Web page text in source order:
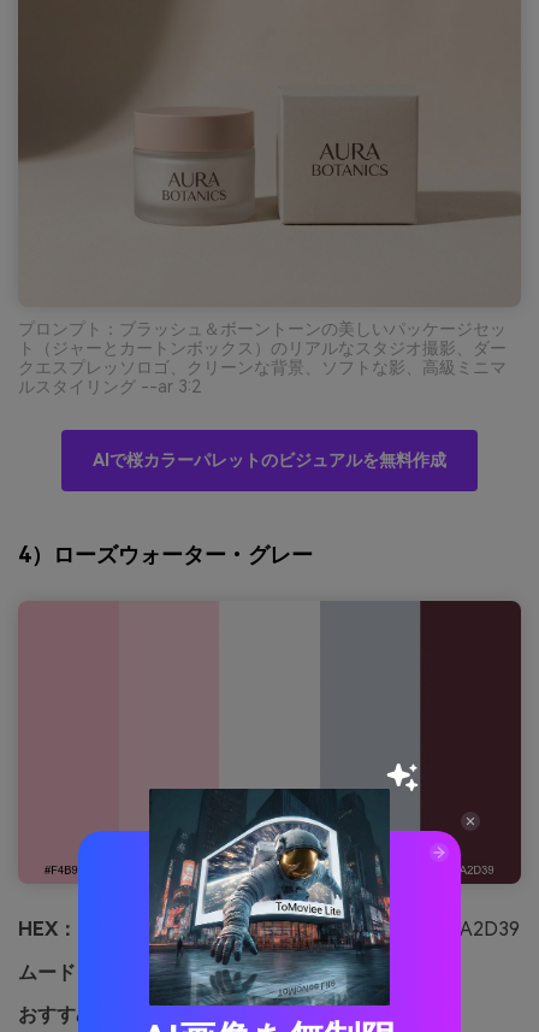
プロンプト：ブラッシュ＆ボーントーンの美しいパッケージセッ
ト（ジャーとカートンボックス）のリアルなスタジオ撮影、ダー
クエスプレッソロゴ、クリーンな背景、ソフトな影、高級ミニマ
ルスタイリング --ar 3:2
AIで桜カラーパレットのビジュアルを無料作成
4）ローズウォーター・グレー
HEX：
#F4B9C8 #F7D0DA #F8F6F7 #BFC6CF #5A2D39
ムード：
ムード：落ち着き、洗練、少し都会的
おすすめ用途：
ダッシュボードUIや分析画面